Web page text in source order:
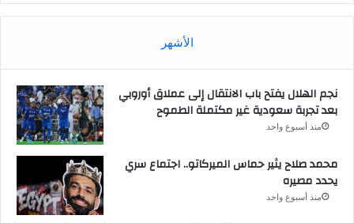
الأشهر
نجم الهلال يفتح باب الانتقال إلى عملاق أوروبي
بعد تجربة سعودية غير مكتملة الطموح
منذ أسبوع واحد
محمد صلاح يثير حماس الميركاتو.. اجتماع سري
يحدد مصيره
منذ أسبوع واحد